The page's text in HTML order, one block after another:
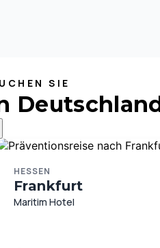
SIE
HESSEN
Frankfurt
Maritim Hotel